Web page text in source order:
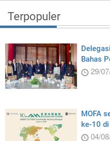
Terpopuler
Bahas
29/
MOFA
ke-10
04/